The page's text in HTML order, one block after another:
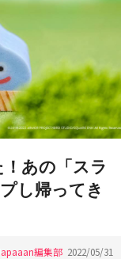
あの「スラ
し帰ってき
編集部 2022/05/31